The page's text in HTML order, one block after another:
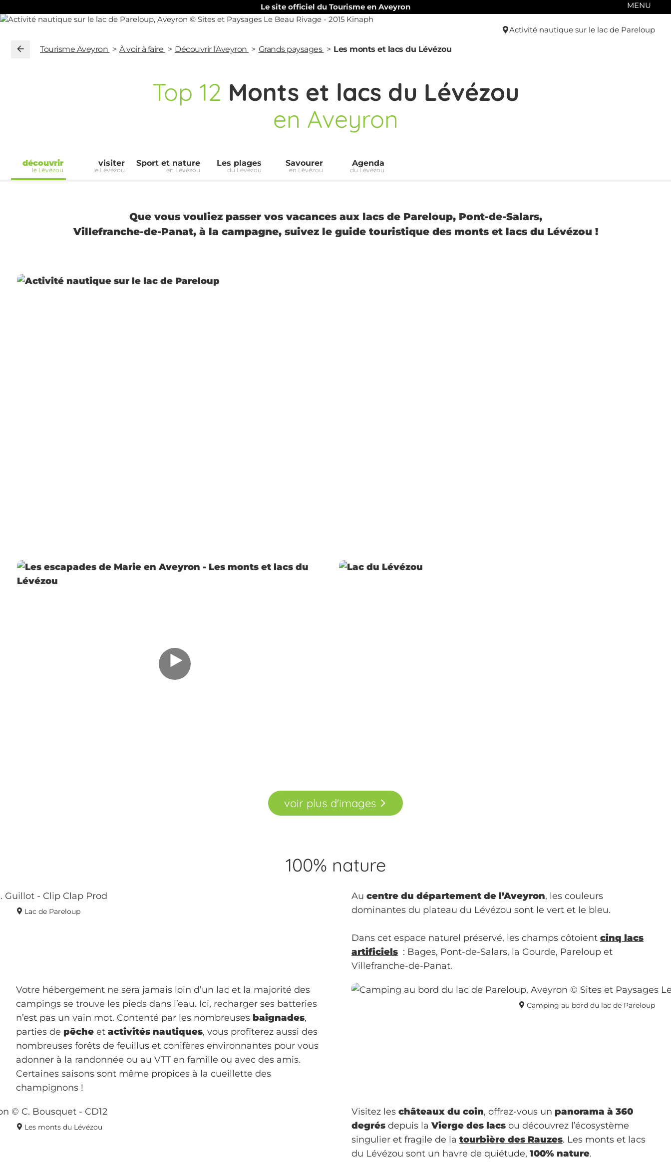
Le site officiel du Tourisme en Aveyron MENU
Activité nautique sur le lac de Pareloup
Tourisme Aveyron À voir à faire Découvrir l'Aveyron Grands paysages Les monts et lacs du Lévézou
Top 12 Monts et lacs du Lévézou
en Aveyron
découvrir
le Lévézou
visiter
le Lévézou
Sport et nature
en Lévézou
Les plages
du Lévézou
Savourer
en Lévézou
Agenda
du Lévézou
Que vous vouliez passer vos vacances aux lacs de Pareloup, Pont-de-Salars,
Villefranche-de-Panat, à la campagne, suivez le guide touristique des monts et lacs du Lévézou !
voir plus d'images
100% nature
Lac de Pareloup
Au centre du département de l’Aveyron, les couleurs
dominantes du plateau du Lévézou sont le vert et le bleu.
Dans cet espace naturel préservé, les champs côtoient cinq lacs
artificiels : Bages, Pont-de-Salars, la Gourde, Pareloup et
Villefranche-de-Panat.
Votre hébergement ne sera jamais loin d’un lac et la majorité des
campings se trouve les pieds dans l’eau. Ici, recharger ses batteries
n’est pas un vain mot. Contenté par les nombreuses baignades,
parties de pêche et activités nautiques, vous profiterez aussi des
nombreuses forêts de feuillus et conifères environnantes pour vous
adonner à la randonnée ou au VTT en famille ou avec des amis.
Certaines saisons sont même propices à la cueillette des
champignons !
Camping au bord du lac de Pareloup
Les monts du Lévézou
Visitez les châteaux du coin, offrez-vous un panorama à 360
degrés depuis laVierge des lacs ou découvrez l’écosystème
singulier et fragile de la tourbière des Rauzes. Les monts et lacs
du Lévézou sont un havre de quiétude, 100% nature.